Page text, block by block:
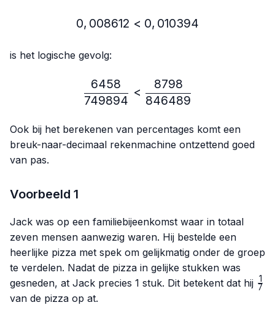
0,008612 < 0,010394
0, 008612 < 0, 010394
is het logische gevolg:
\frac{6458}{749894} <
749894
6458
<
846489
8798
Ook bij het berekenen van percentages komt een
breuk-naar-decimaal rekenmachine ontzettend goed
van pas.
Voorbeeld 1
Jack was op een familiebijeenkomst waar in totaal
zeven mensen aanwezig waren. Hij bestelde een
heerlijke pizza met spek om gelijkmatig onder de groep
te verdelen. Nadat de pizza in gelijke stukken was
gesneden, at Jack precies 1 stuk. Dit betekent dat hij 7
1
van de pizza op at.